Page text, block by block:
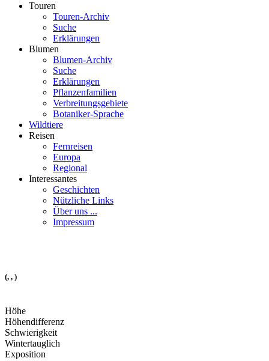
Touren
Touren-Archiv
Suche
Erklärungen
Blumen
Blumen-Archiv
Suche
Erklärungen
Pflanzenfamilien
Verbreitungsgebiete
Botaniker-Sprache
Wildtiere
Reisen
Fernreisen
Europa
Regional
Interessantes
Geschichten
Nützliche Links
Über uns ...
Impressum
(, , )
Höhe
Höhendifferenz
Schwierigkeit
Wintertauglich
Exposition